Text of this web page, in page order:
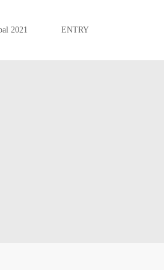
2021 ENTRY